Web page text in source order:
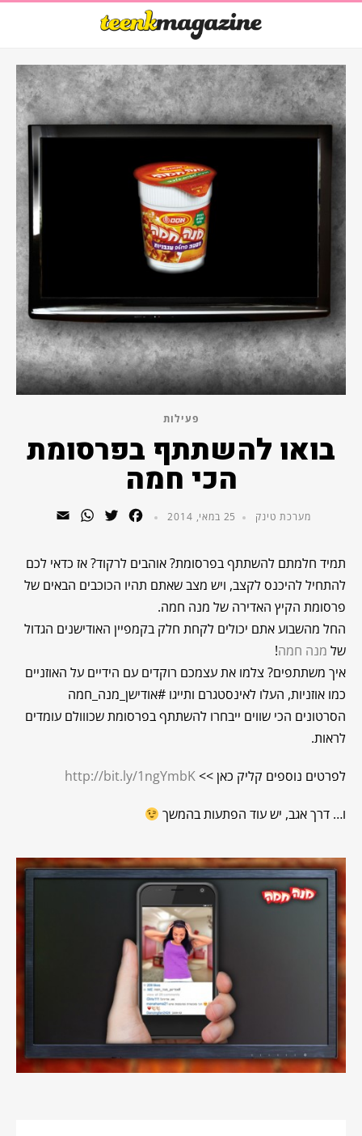
פעילות
בואו להשתתף בפרסומת
הכי חמה
מערכת טינק 25 במאי, 2014 Facebook
Twitter
WhatsApp
תמיד חלמתם להשתתף בפרסומת?אוהבים לרקוד? אז כדאי לכם
להתחיל להיכנס לקצב, ויש מצב שאתם תהיו הכוכבים הבאים של
פרסומת הקיץ האדירה של מנה חמה.
החל מהשבוע אתם יכולים לקחת חלק בקמפיין האודישנים הגדול
של מנה חמה!
איך משתתפים? צלמו את עצמכם רוקדים עם הידיים על האוזניים
כמו אוזניות, העלו לאינסטגרם ותייגו #אודישן_מנה_חמה
הסרטונים הכי שווים ייבחרו להשתתף בפרסומת שכווולם עומדים
לראות.
לפרטים נוספים קליק כאן >>http://bit.ly/1ngYmbK
ו… דרך אגב, יש עוד הפתעות בהמשך